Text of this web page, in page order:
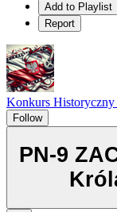
Add to Playlist
Report
Konkurs Historyczny
Follow
PN-9 ZACH --58 --- Morderstwo